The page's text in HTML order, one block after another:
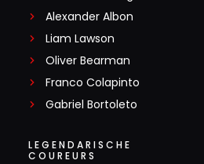
Alexander Albon
Liam Lawson
Oliver Bearman
Franco Colapinto
Gabriel Bortoleto
LEGENDARISCHE
COUREURS